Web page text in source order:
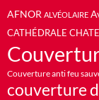
AFNOR ALVÉOLAIRE
CATHÉDRALE
Couverture anti feu
couverture